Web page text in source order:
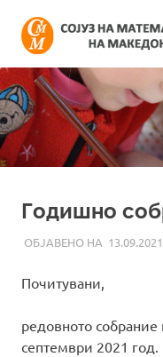
content
информации
поврзани
со
работата
на
Годишно
13.09.2021
Почитувани,
редовното
септември 2021 год.